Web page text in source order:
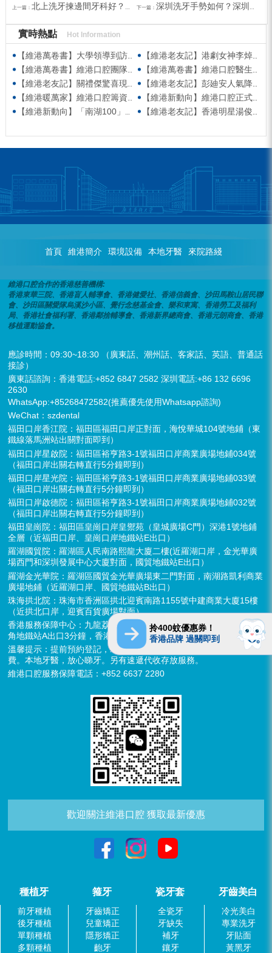
上一篇： 北上洗牙揀邊間牙科好？點解咁多港人選擇維港口腔？ 下一篇： 深圳洗牙手勢如何？深圳洗牙最新優惠？
實時熱點 Hot Information
【維港萬卷書】大學領導到訪維港口腔參觀交流 高度讚賞院感消毒與規範化管理
【維港老友記】港劇女神李焯寧現身維港口腔擔任一日店長，分享護牙心得
【維港萬卷書】維港口腔團隊走進香港書展 感受閱讀力量拓寬專業視野
【維港萬卷書】維港口腔醫生團隊受邀參與美國登士柏西諾德專題研討 聚焦無牙頜種植修復前沿策略
【維港老友記】關禮傑驚喜現身維港口腔出任明星一日CEO 即場演繹同分享經驗！
【維港老友記】彭廸安人氣降臨維港口腔任明星一日店長 勁歌熱舞快閃表演點燃全場！
【維港暖萬家】維港口腔籌資捐款援助廣西洪澇災區 攜手香港廣西南寧同鄉會共獻愛心
【維港新動向】維港口腔正式獲聘為「羅湖區社會醫療機構行業協會監事單位」
【維港新動向】「南湖100」品牌發佈會 維港口腔獲評「突出貢獻企業」殊榮
【維港老友記】香港明星湯俊明驚喜現身維港口腔 擔任明星一日店長！
首頁 維港簡介 環境設備 本地牙醫 來院路綫
維港口腔合作的香港慈善機構:
香港東華三院、香港盲人輔導會、香港健愛社、香港信義會、沙田馬鞍山居民聯
會、沙田區關愛隊烏溪沙小區、覺行念慈基金會、樂和東寓、香港勞工及福利
局、香港社會福利署、香港鄰捨輔導會、香港新界總商會、香港元朗商會、香港
移植運動協會。
應診時間：09:30~18:30 （廣東話、潮州話、客家話、英語、普通話
接診）
廣東話諮詢：香港電話:+852 6847 2582 深圳電話:+86 132 6696
2630
WhatsApp:+85268472582(推薦優先使用Whatsapp諮詢)
WeChat：szdental
福田口岸香江院：福田區福田口岸正對面，海悅華城104號地鋪（東
鐵線落馬洲站出關對面即到）
福田口岸星啟院：福田區裕亨路3-1號福田口岸商業廣場地鋪034號
（福田口岸出關右轉直行5分鐘即到）
福田口岸星光院：福田區裕亨路3-1號福田口岸商業廣場地鋪033號
（福田口岸出關右轉直行5分鐘即到）
福田口岸啟德院：福田區裕亨路3-1號福田口岸商業廣場地鋪032號
（福田口岸出關右轉直行5分鐘即到）
福田皇崗院：福田區皇崗口岸皇禦苑（皇城廣場C門）深港1號地鋪
全層（近福田口岸、皇崗口岸地鐵站E出口）
羅湖國貿院：羅湖區人民南路熙龍大廈二樓(近羅湖口岸，金光華廣
場西門和深圳發展中心大廈對面，國貿地鐵站E出口）
羅湖金光華院：羅湖區國貿金光華廣場東二門對面，南湖路凱利商業
廣場地鋪（近羅湖口岸、國貿地鐵站B出口）
珠海拱北院：珠海市香洲區拱北迎賓南路1155號中建商業大廈15樓
（近拱北口岸，迎賓百貨廣場對面）
香港服務保障中心：九龍荔枝角長裕街11號定豐中心1306室（荔枝
角地鐵站A出口3分鐘，香港辦公室暫不應診，提供網絡諮詢）
溫馨提示：提前預約登記，X-ray、CT院內檢查免費，3D數字掃描免
費。本地牙醫，放心睇牙。另有速遞代收存放服務。
維港口腔服務保障電話：+852 6637 2280
歡迎關注維港口腔 獲取最新優惠
種植牙
前牙種植
後牙種植
單顆種植
多顆種植
箍牙
牙齒矯正
兒童矯正
隱形矯正
齙牙
瓷牙套
全瓷牙
牙缺失
補牙
鑲牙
牙齒美白
冷光美白
專業洗牙
牙貼面
黃黑牙
拎400蚊優惠券！
香港品牌 過關即到